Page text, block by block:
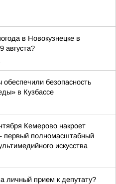
в Новокузнецке в
августа?
обеспечили безопасность
в Кузбассе
Кемерово накроет
полномасштабный
искусства
личный прием к депутату?